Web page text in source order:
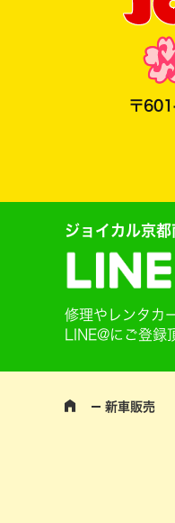
〒
ジョイカル京都
修理やレンタカ
LINE@にご登
新車販売